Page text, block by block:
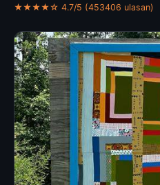
★★★★☆ 4.7/5 (453406 ulasan)